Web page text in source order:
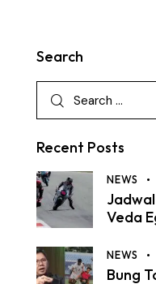
Search
Recent Posts
NEWS
Veda
NEWS
Bung